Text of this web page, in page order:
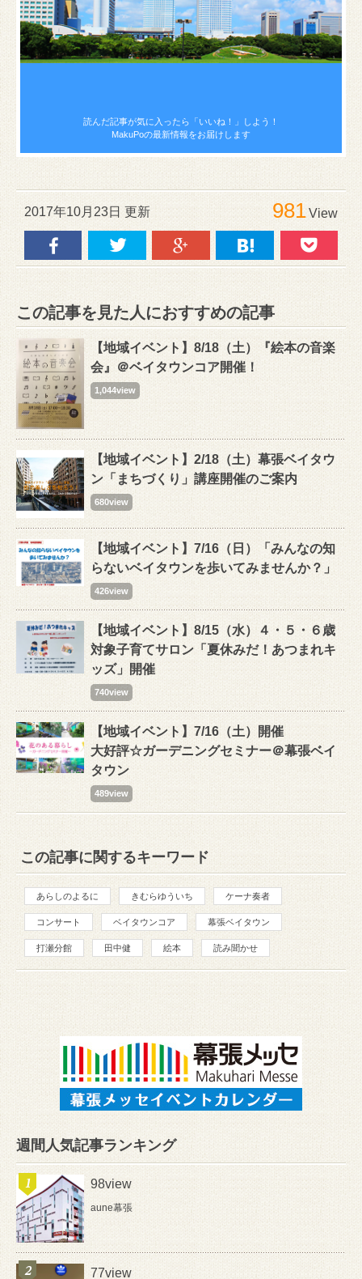
読んだ記事が気に入ったら 「いいね！」しよう！
MakuPoの最新情報をお届けします
2017年10月23日 更新 981View
この記事を見た人におすすめの記事
【地域イベント】8/18（土）『絵本の音楽
会』＠ベイタウンコア開催！
1,044view
【地域イベント】2/18（土）幕張ベイタウ
ン「まちづくり」講座開催のご案内
680view
【地域イベント】7/16（日）「みんなの知
らないベイタウンを歩いてみませんか？」
426view
【地域イベント】8/15（水）４・５・６歳
対象子育てサロン「夏休みだ！あつまれキ
ッズ」開催
740view
【地域イベント】7/16（土）開催
大好評☆ガーデニングセミナー＠幕張ベイ
タウン
489view
この記事に関するキーワード
あらしのよるに きむらゆういち ケーナ奏者
コンサート ベイタウンコア 幕張ベイタウン
打瀬分館 田中健 絵本 読み聞かせ
週間人気記事ランキング
98view
aune幕張
77view